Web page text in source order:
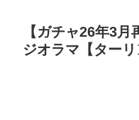
【ガチャ26年3
ジオラマ【ターリ